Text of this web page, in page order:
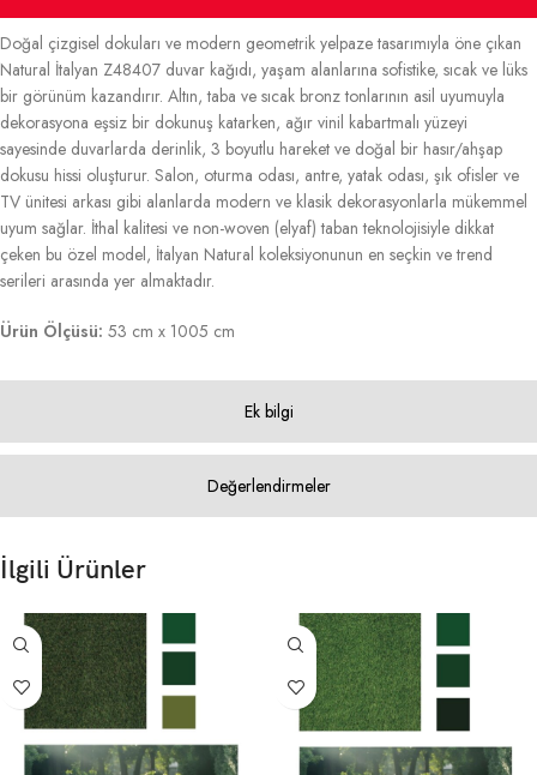
Ek bilgi
Değerlendirmeler
Doğal çizgisel dokuları ve modern geometrik yelpaze tasarımıyla öne çıkan
Natural İtalyan Z48407 duvar kağıdı, yaşam alanlarına sofistike, sıcak ve lüks
bir görünüm kazandırır. Altın, taba ve sıcak bronz tonlarının asil uyumuyla
dekorasyona eşsiz bir dokunuş katarken, ağır vinil kabartmalı yüzeyi
sayesinde duvarlarda derinlik, 3 boyutlu hareket ve doğal bir hasır/ahşap
dokusu hissi oluşturur. Salon, oturma odası, antre, yatak odası, şık ofisler ve
TV ünitesi arkası gibi alanlarda modern ve klasik dekorasyonlarla mükemmel
uyum sağlar. İthal kalitesi ve non-woven (elyaf) taban teknolojisiyle dikkat
çeken bu özel model, İtalyan Natural koleksiyonunun en seçkin ve trend
serileri arasında yer almaktadır.
Ürün Ölçüsü: 53 cm x 1005 cm
İlgili Ürünler